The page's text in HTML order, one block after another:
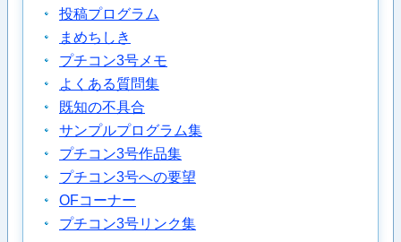
投稿プログラム
まめちしき
プチコン3号メモ
よくある質問集
既知の不具合
サンプルプログラム集
プチコン3号作品集
プチコン3号への要望
OFコーナー
プチコン3号リンク集